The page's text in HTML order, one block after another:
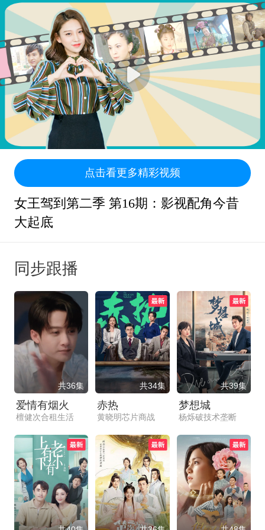
点击看更多精彩视频
女王驾到第二季 第16期：影视配角今昔
大起底
同步跟播
共36集
爱情有烟火
檀健次合租生活
共34集
赤热
黄晓明芯片商战
共39集
梦想城
杨烁破技术垄断